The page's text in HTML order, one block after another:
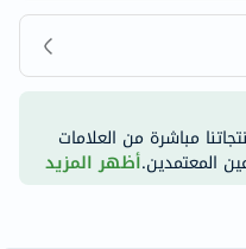
مباشرة من العلامات
المعتمدين.أظهر المزيد